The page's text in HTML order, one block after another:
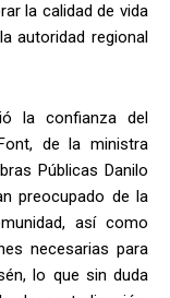
la calidad de vida
autoridad regional
la confianza del
de la ministra
Públicas Danilo
preocupado de la
así como
necesarias para
lo que sin duda